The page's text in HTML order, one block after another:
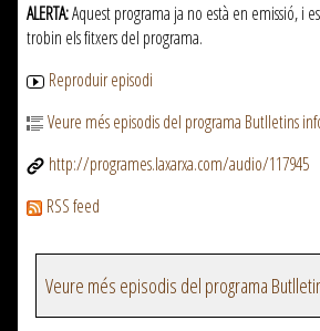
ALERTA:Aquest programa ja no està en emissió, i
trobin els fitxers del programa.
Reproduir episodi
Veure més episodis del programa Butlletins
http://programes.laxarxa.com/audio/117945
RSS feed